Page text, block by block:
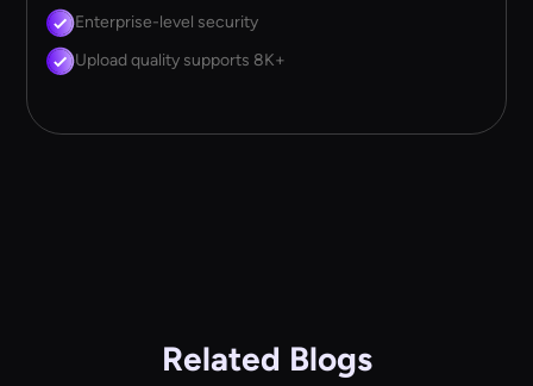
Enterprise-level security
Upload quality supports 8K+
Related Blogs